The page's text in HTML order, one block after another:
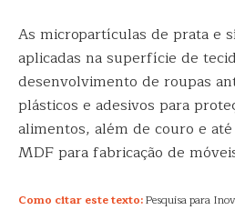
As micropartículas de prata e
aplicadas na superfície de
desenvolvimento de roupas
plásticos e adesivos para
alimentos, além de couro e
MDF para fabricação de
Como citar este texto:Pesquisa para